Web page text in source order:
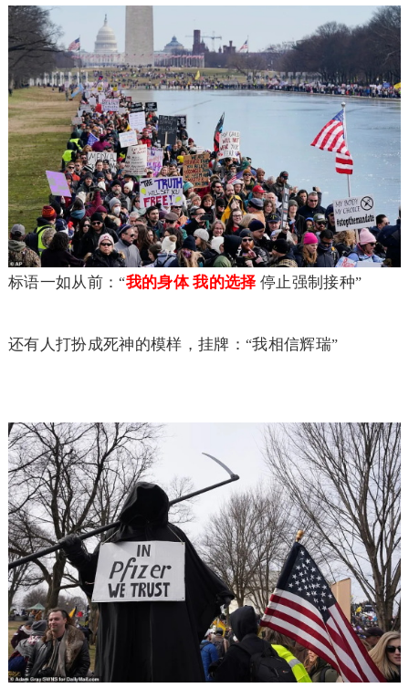
标语一如从前：“我的身体 我的选择 停止强制接种”
还有人打扮成死神的模样，挂牌： “我相信辉瑞”